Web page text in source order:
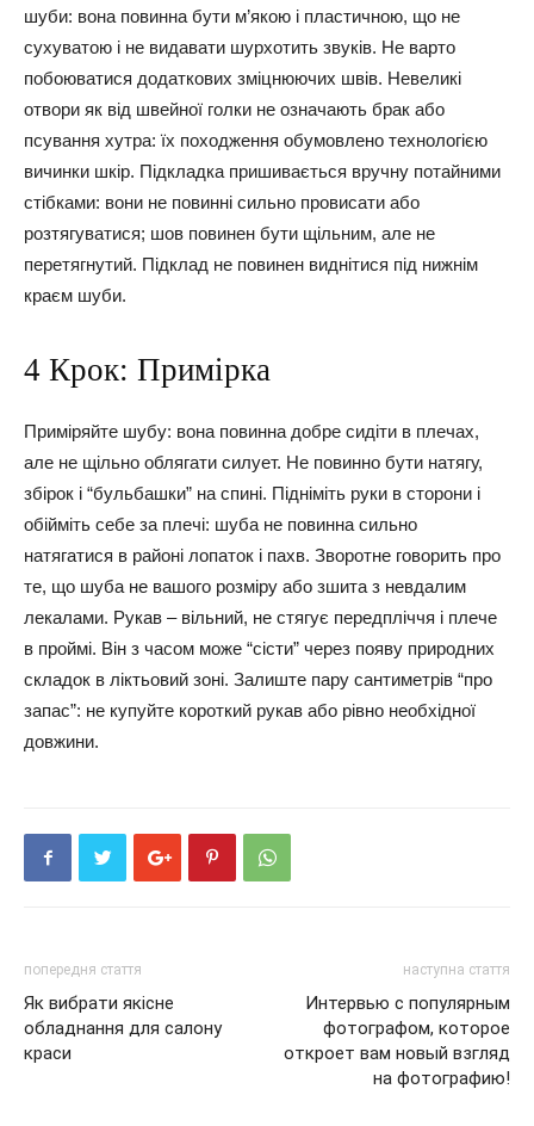
шуби: вона повинна бути м’якою і пластичною, що не
сухуватою і не видавати шурхотить звуків. Не варто
побоюватися додаткових зміцнюючих швів. Невеликі
отвори як від швейної голки не означають брак або
псування хутра: їх походження обумовлено технологією
вичинки шкір. Підкладка пришивається вручну потайними
стібками: вони не повинні сильно провисати або
розтягуватися; шов повинен бути щільним, але не
перетягнутий. Підклад не повинен виднітися під нижнім
краєм шуби.
4 Крок: Примірка
Приміряйте шубу: вона повинна добре сидіти в плечах,
але не щільно облягати силует. Не повинно бути натягу,
збірок і “бульбашки” на спині. Підніміть руки в сторони і
обійміть себе за плечі: шуба не повинна сильно
натягатися в районі лопаток і пахв. Зворотне говорить про
те, що шуба не вашого розміру або зшита з невдалим
лекалами. Рукав – вільний, не стягує передпліччя і плече
в проймі. Він з часом може “сісти” через появу природних
складок в ліктьовий зоні. Залиште пару сантиметрів “про
запас”: не купуйте короткий рукав або рівно необхідної
довжини.
попередня стаття
Як вибрати якісне
обладнання для салону
краси
наступна стаття
Интервью с популярным
фотографом, которое
откроет вам новый взгляд
на фотографию!